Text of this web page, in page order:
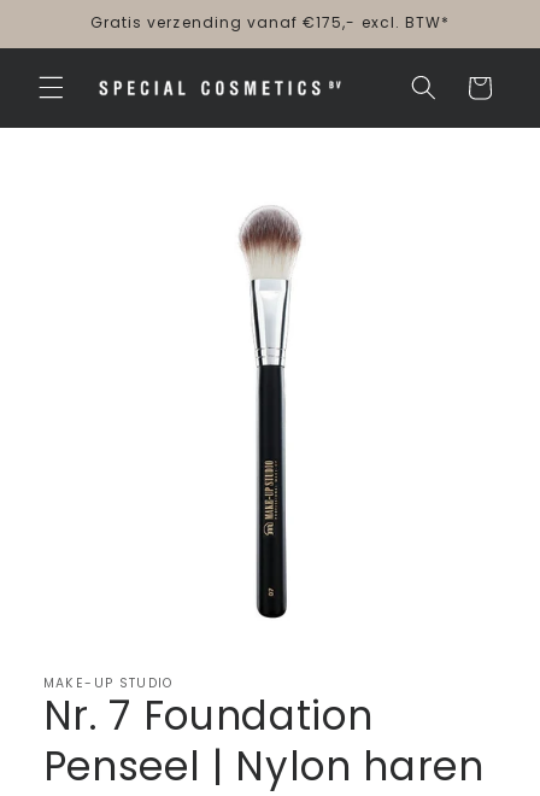
naar de
content
Gratis verzending vanaf €175,- excl. BTW*
Winkelwagen
MAKE-UP STUDIO
Nr. 7 Foundation
Penseel | Nylon haren